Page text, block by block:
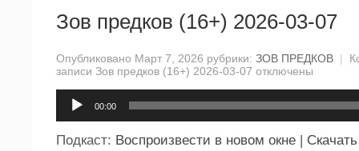
Зов предков (16+) 2026-03-07
Опубликовано Март 7, 2026 рубрики: ЗОВ ПРЕДКОВ |
записи Зов предков (16+) 2026-03-07 отключены
00:00
Подкаст: Воспроизвести в новом окне | Скачать